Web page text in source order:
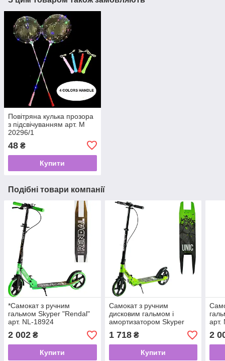
Повітряна кулька прозора
з підсвічуванням арт. М
20296/1
48 ₴
Купити
Подібні товари компанії
*Самокат з ручним
гальмом Skyper "Rendal"
арт. NL-18924
2 002 ₴
Купити
Самокат з ручним
дисковим гальмом і
амортизатором Skyper
"Unic" арт. UN-44692
1 718₴
Купити
арт.
2